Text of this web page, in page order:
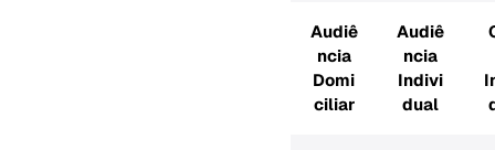
Audiê
ncia
Domi
ciliar
Audiê
ncia
Indivi
dual